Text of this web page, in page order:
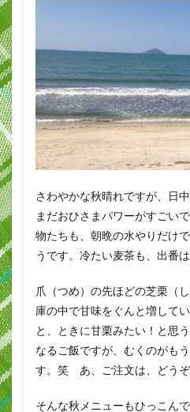
さわやかな秋晴れですが、日
まだおひさまパワーがすごい
物たちも、朝晩の水やりだけ
うです。冷たい麦茶も、出番
爪（つめ）の先ほどの芝栗（
庫の中で甘味をぐんと増して
と、ときに甘栗みたい！と思
なるご飯ですが、むくのがも
す。笑 あ、ご注文は、どうぞ
そんな秋メニューもひっこん